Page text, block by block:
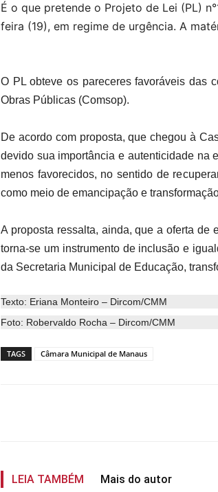
É o que pretende o Projeto de Lei (PL)
feira (19), em regime de urgência. A
O PL obteve os pareceres favoráveis das
Obras Públicas (Comsop).
De acordo com proposta, que chegou à
devido sua importância e autenticidade na
menos favorecidos, no sentido de
como meio de emancipação e
A proposta ressalta, ainda, que a oferta
torna-se um instrumento de inclusão e
da Secretaria Municipal de Educação,
Texto: Eriana Monteiro – Dircom/CMM
Foto: Robervaldo Rocha – Dircom/CMM
TAGS Câmara Municipal de Manaus
LEIA TAMBÉM Mais do autor